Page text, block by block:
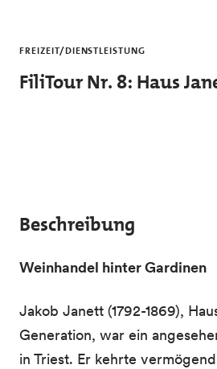
FREIZEIT/DIENSTLEISTUNG
FiliTour Nr. 8: Haus
Beschreibung
Weinhandel hinter Gardinen
Jakob Janett (1792-1869),
Generation, war ein
in Triest. Er kehrte